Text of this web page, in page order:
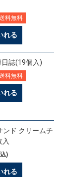
料無料
れる
誌(19個入)
料無料
れる
ンド クリームチ
入
)
れる